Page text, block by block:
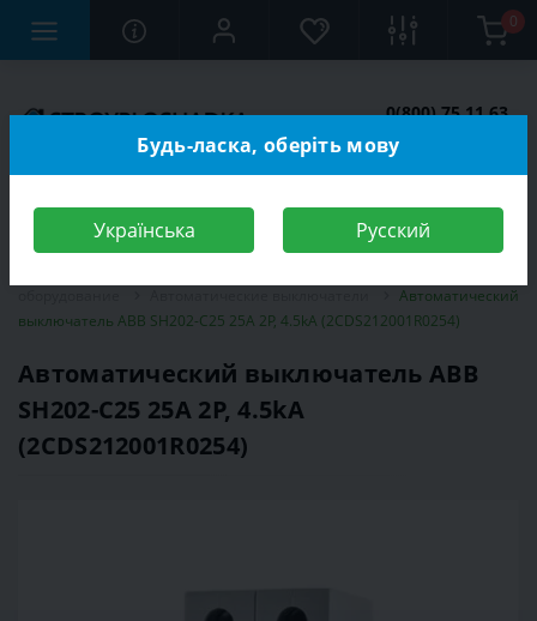
0
0(800) 75 11 63
Автоматический
выключатель ABB SH202-C25 25A 2P, 4.5kA (2CDS212001R0254)
Автоматический выключатель ABB
SH202-C25 25A 2P, 4.5kA
(2CDS212001R0254)
Будь-ласка, оберіть мову
Українська Русский